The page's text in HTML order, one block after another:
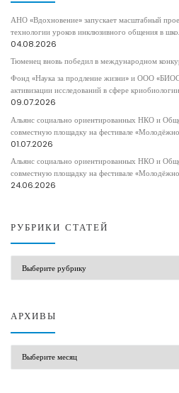
АНО «Вдохновение» запускает масштабный
технологии уроков инклюзивного общения в
04.08.2026
Тюменец вновь победил в международном
Фонд «Наука за продление жизни» и ООО
активизации исследований в сфере
09.07.2026
Альянс социально ориентированных НКО и
совместную площадку на фестивале
01.07.2026
Альянс социально ориентированных НКО и
совместную площадку на фестивале
24.06.2026
РУБРИКИ СТАТЕЙ
АРХИВЫ